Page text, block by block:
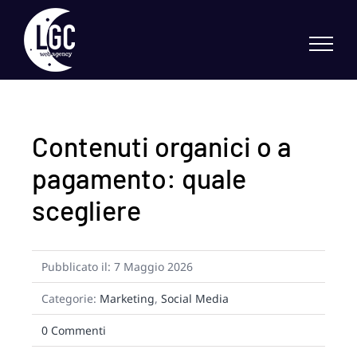
content
Contenuti organici o a
pagamento: quale
scegliere
Pubblicato il: 7 Maggio 2026
Categorie: Marketing, Social Media
0 Commention
Contenuti